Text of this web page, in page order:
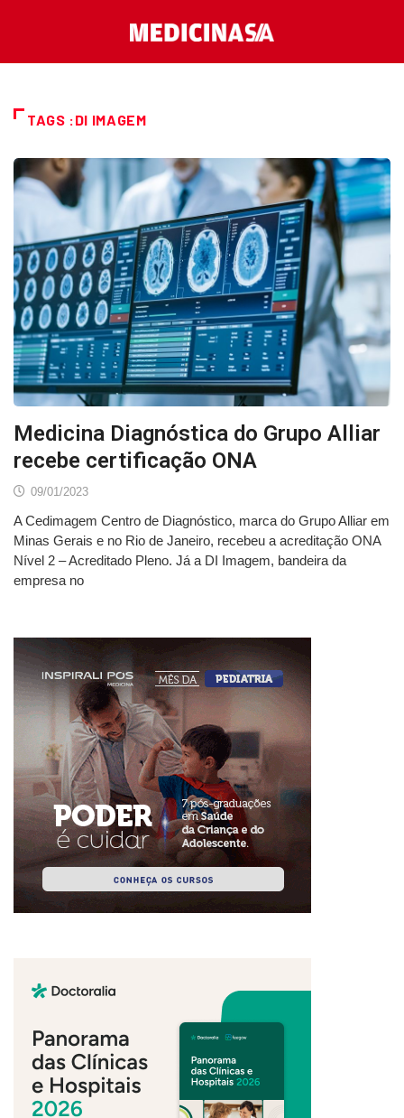
TAGS :DI IMAGEM
Medicina Diagnóstica do Grupo Alliar
recebe certificação ONA
09/01/2023
A Cedimagem Centro de Diagnóstico, marca do Grupo Alliar em
Minas Gerais e no Rio de Janeiro, recebeu a acreditação ONA
Nível 2 – Acreditado Pleno. Já a DI Imagem, bandeira da
empresa no